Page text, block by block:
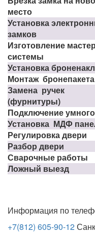
место
Установка
замков
Изготовление
системы
Установка
Монтаж бронепакета
Замена ручек
(фурнитуры)
Подключение
Установка МДФ
Регулировка двери
Разбор двери
Сварочные работы
Ложный выезд
Информация по
+7(812) 605-90-12